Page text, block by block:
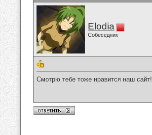
Elodia
Собеседник
Смотрю тебе тоже нравится наш сайт!